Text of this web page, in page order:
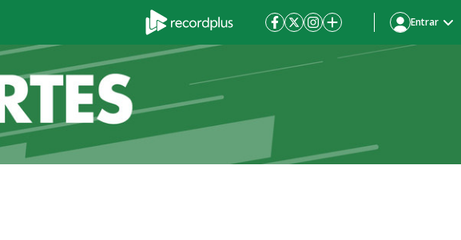
Entrar